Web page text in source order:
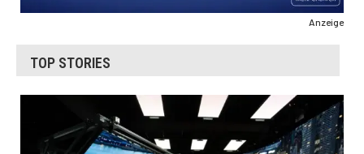
Anzeige
TOP STORIES